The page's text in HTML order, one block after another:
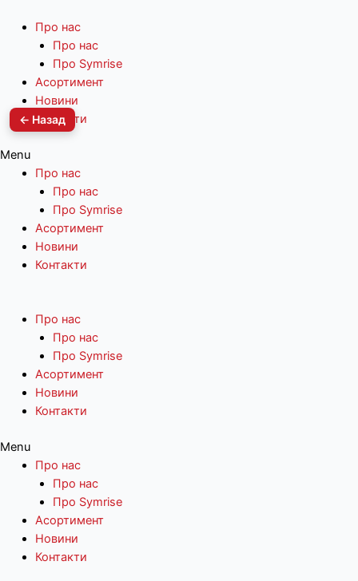
Про нас
Про нас
Про Symrise
Асортимент
Новини
Контакти
Menu
Про нас
Про нас
Про Symrise
Асортимент
Новини
Контакти
Про нас
Про нас
Про Symrise
Асортимент
Новини
Контакти
Menu
Про нас
Про нас
Про Symrise
Асортимент
Новини
Контакти
← Назад